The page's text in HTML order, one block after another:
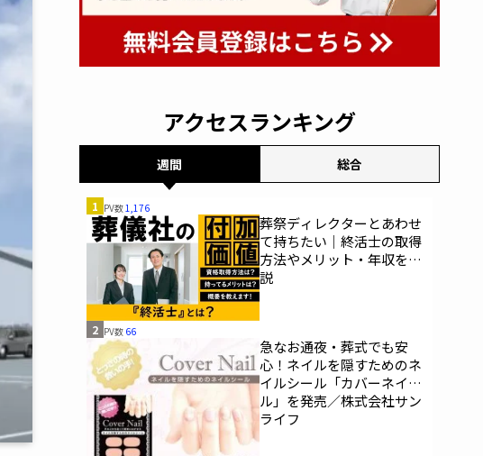
アクセスランキング
週間 総合
1 PV数1,176
葬祭ディレクターとあわせ
て持ちたい｜終活士の取得
方法やメリット・年収を解
説
2 PV数 66
急なお通夜・葬式でも安
心！ネイルを隠すためのネ
イルシール「カバーネイ
ル」を発売／株式会社サン
ライフ